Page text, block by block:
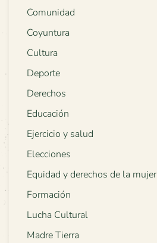
Comunidad
Coyuntura
Cultura
Deporte
Derechos
Educación
Ejercicio y salud
Elecciones
Equidad y derechos de la mujer
Formación
Lucha Cultural
Madre Tierra